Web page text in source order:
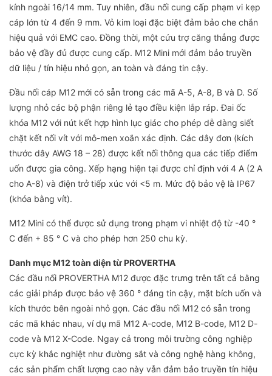
kính ngoài 16/14 mm. Tuy nhiên, đầu nối cung cấp phạm vi kẹp
cáp lớn từ 4 đến 9 mm. Vỏ kim loại đặc biệt đảm bảo che chắn
hiệu quả với EMC cao. Đồng thời, một cứu trợ căng thẳng được
bảo vệ đầy đủ được cung cấp. M12 Mini mới đảm bảo truyền
dữ liệu / tín hiệu nhỏ gọn, an toàn và đáng tin cậy.
Đầu nối cáp M12 mới có sẵn trong các mã A-5, A-8, B và D. Số
lượng nhỏ các bộ phận riêng lẻ tạo điều kiện lắp ráp. Đai ốc
khóa M12 với nút kết hợp hình lục giác cho phép dễ dàng siết
chặt kết nối vít với mô-men xoắn xác định. Các dây đơn (kích
thước dây AWG 18 – 28) được kết nối thông qua các tiếp điểm
uốn được gia công. Xếp hạng hiện tại được chỉ định với 4 A (2 A
cho A-8) và điện trở tiếp xúc với <5 m. Mức độ bảo vệ là IP67
(khóa bằng vít).
M12 Mini có thể được sử dụng trong phạm vi nhiệt độ từ -40 °
C đến + 85 ° C và cho phép hơn 250 chu kỳ.
Danh mục M12 toàn diện từ PROVERTHA
Các đầu nối PROVERTHA M12 được đặc trưng trên tất cả bằng
các giải pháp được bảo vệ 360 ° đáng tin cậy, mặt bích uốn và
kích thước bên ngoài nhỏ gọn. Các đầu nối M12 có sẵn trong
các mã khác nhau, ví dụ mã M12 A-code, M12 B-code, M12 D-
code và M12 X-Code. Ngay cả trong môi trường công nghiệp
cực kỳ khắc nghiệt như đường sắt và công nghệ hàng không,
các sản phẩm chất lượng cao này vẫn đảm bảo truyền tín hiệu